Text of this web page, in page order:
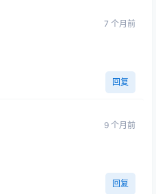
7 个月前
回复
9 个月前
回复